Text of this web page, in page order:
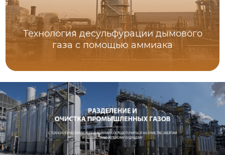
Технология десульфурации дымового
газа с помощью аммиака